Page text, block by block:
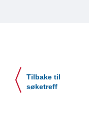
Tilbake til
søketreff